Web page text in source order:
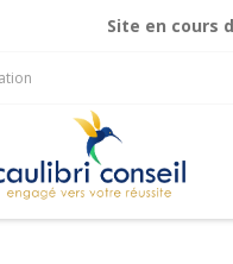
Site en cours de